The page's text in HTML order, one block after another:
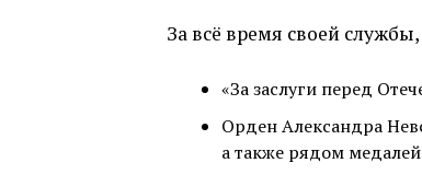
За всё время своей
«За заслуги перед
Орден Александра
а также рядом